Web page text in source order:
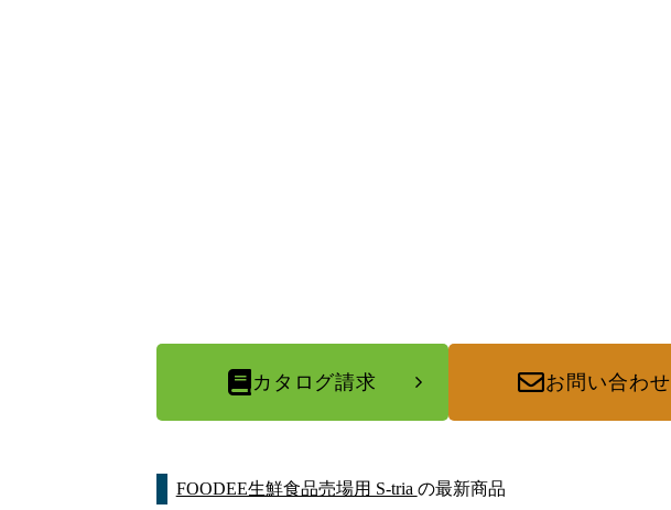
カタログ請求 お問い合わせ
FOODEE生鮮食品売場用 S-tria の最新商品